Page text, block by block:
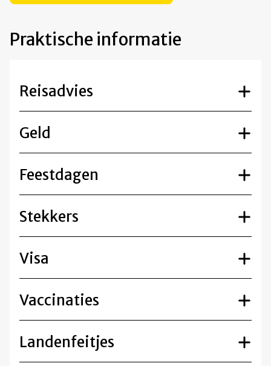
Praktische informatie
Reisadvies
Geld
Feestdagen
Stekkers
Visa
Vaccinaties
Landenfeitjes